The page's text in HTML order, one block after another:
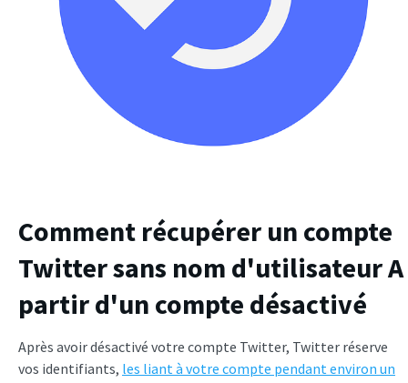
Comment récupérer un compte
Twitter sans nom d'utilisateurA
partir d'un compte désactivé
Après avoir désactivé votre compte Twitter, Twitter réserve
vos identifiants, les liant à votre compte pendant environ un